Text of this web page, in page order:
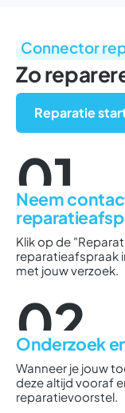
Connector
Zo
Reparatie
01
Neem
Klik op de
reparatieafspraak
met jouw verzoek.
02
Onderzoek
Wanneer je jouw
deze altijd vooraf
reparatievoorstel.